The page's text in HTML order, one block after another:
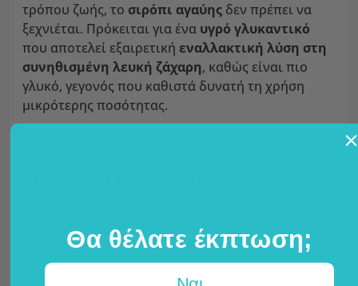
τρόπου ζωής, το σιρόπι αγαύης δεν πρέπει να
ξεχνιέται. Πρόκειται για ένα υγρό γλυκαντικό
που αποτελεί εξαιρετική εναλλακτική λύση στη
συνηθισμένη λευκή ζάχαρη, καθώς είναι πιο
γλυκό, γεγονός που καθιστά δυνατή τη χρήση
μικρότερης ποσότητας.
είναι λιγότερο επεξεργασμένο
από τη λευκή ζάχαρη και διατηρεί έτσι
Θα θέλατε έκπτωση;